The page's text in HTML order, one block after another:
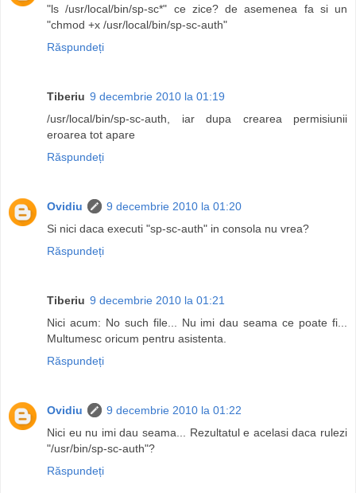
"ls /usr/local/bin/sp-sc*" ce zice? de asemenea fa si un
"chmod +x /usr/local/bin/sp-sc-auth"
Răspundeți
Tiberiu 9 decembrie 2010 la 01:19
/usr/local/bin/sp-sc-auth, iar dupa crearea permisiunii
eroarea tot apare
Răspundeți
Ovidiu
9 decembrie 2010 la 01:20
Si nici daca executi "sp-sc-auth" in consola nu vrea?
Răspundeți
Tiberiu 9 decembrie 2010 la 01:21
Nici acum: No such file... Nu imi dau seama ce poate fi...
Multumesc oricum pentru asistenta.
Răspundeți
Ovidiu
9 decembrie 2010 la 01:22
Nici eu nu imi dau seama... Rezultatul e acelasi daca rulezi
"/usr/bin/sp-sc-auth"?
Răspundeți